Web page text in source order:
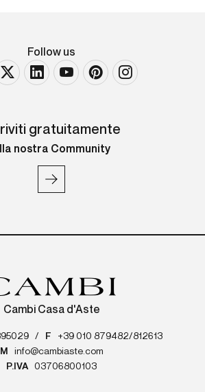
Follow us
gratuitamente
nostra Community
Cambi Casa d'Aste
/ F
+39 010 879482/812613
M
info@cambiaste.com
P.IVA
03706800103